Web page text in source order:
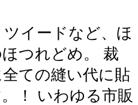
イードなど、ほ
つれどめ。 裁
ての縫い代に貼
！ いわゆる市販